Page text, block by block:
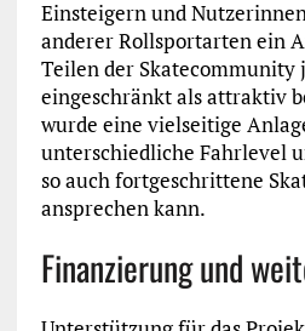
Einsteigern und
anderer Rollsportarten ein
Teilen der Skatecommunity
eingeschränkt als attraktiv
wurde eine vielseitige
unterschiedliche Fahrlevel
so auch fortgeschrittene
ansprechen kann.
Finanzierung und